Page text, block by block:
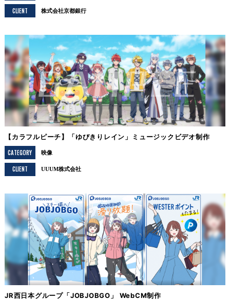
CLIENT 株式会社京都銀行
【カラフルピーチ】「ゆびきりレイン」ミュージックビデオ制作
CATEGORY
映像
CLIENT UUUM株式会社
JR西日本グループ「JOBJOBGO」 WebCM制作